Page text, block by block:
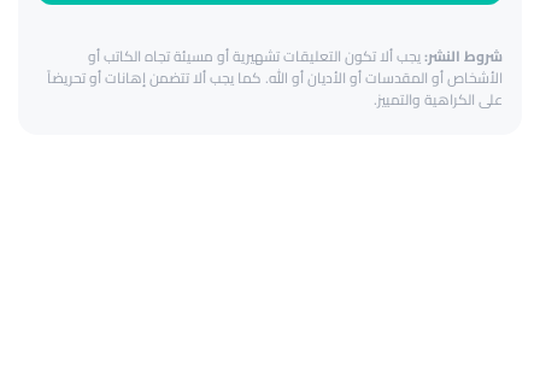
شروط النشر:يجب ألا تكون التعليقات تشهيرية أو مسيئة تجاه الكاتب أو
الأشخاص أو المقدسات أو الأديان أو الله. كما يجب ألا تتضمن إهانات أو تحريضاً
على الكراهية والتمييز.